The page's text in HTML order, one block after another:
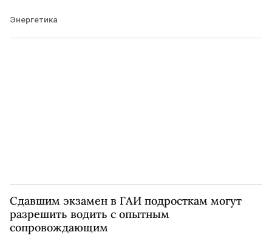
Энергетика
Сдавшим экзамен в ГАИ подросткам могут
разрешить водить с опытным
сопровождающим